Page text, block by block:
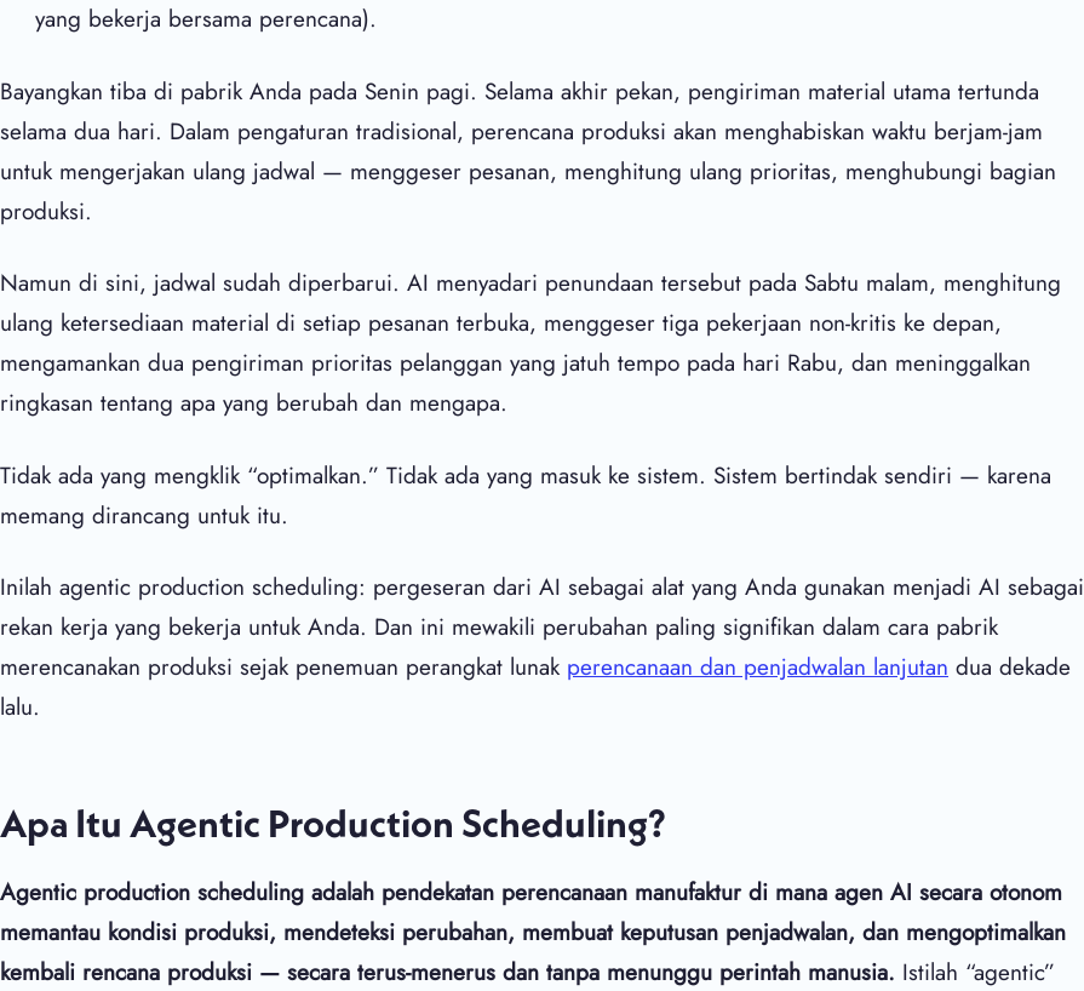
yang bekerja bersama perencana).
Bayangkan tiba di pabrik Anda pada Senin pagi. Selama akhir pekan, pengiriman material utama tertunda
selama dua hari. Dalam pengaturan tradisional, perencana produksi akan menghabiskan waktu berjam-jam
untuk mengerjakan ulang jadwal — menggeser pesanan, menghitung ulang prioritas, menghubungi bagian
produksi.
Namun di sini, jadwal sudah diperbarui. AI menyadari penundaan tersebut pada Sabtu malam, menghitung
ulang ketersediaan material di setiap pesanan terbuka, menggeser tiga pekerjaan non-kritis ke depan,
mengamankan dua pengiriman prioritas pelanggan yang jatuh tempo pada hari Rabu, dan meninggalkan
ringkasan tentang apa yang berubah dan mengapa.
Tidak ada yang mengklik “optimalkan.” Tidak ada yang masuk ke sistem. Sistem bertindak sendiri — karena
memang dirancang untuk itu.
Inilah agentic production scheduling: pergeseran dari AI sebagai alat yang Anda gunakan menjadi AI sebagai
rekan kerja yang bekerja untuk Anda. Dan ini mewakili perubahan paling signifikan dalam cara pabrik
merencanakan produksi sejak penemuan perangkat lunak perencanaan dan penjadwalan lanjutan dua dekade
lalu.
Apa Itu Agentic Production Scheduling?
Agentic production scheduling adalah pendekatan perencanaan manufaktur di mana agen AI secara otonom
memantau kondisi produksi, mendeteksi perubahan, membuat keputusan penjadwalan, dan mengoptimalkan
kembali rencana produksi — secara terus-menerus dan tanpa menunggu perintah manusia. Istilah “agentic”